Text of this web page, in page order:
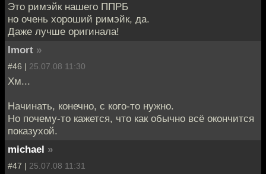
Это римэйк нашего ППРБ
но очень хороший римэйк, да.
Даже лучше оригинала!
Imort »
#46 | 25.07.08 11:30
Хм...
Начинать, конечно, с кого-то нужно.
Но почему-то кажется, что как обычно всё окончится
показухой.
michael »
#47 | 25.07.08 11:31